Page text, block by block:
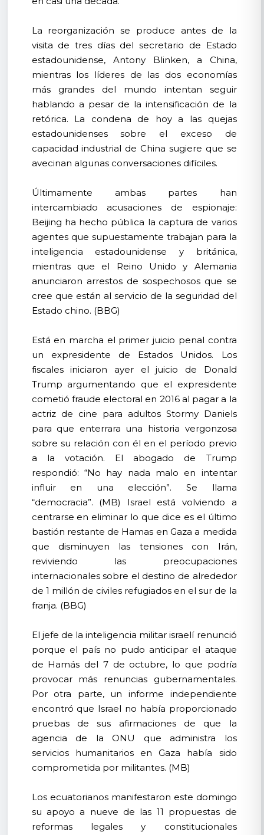
La reorganización se produce antes de la
visita de tres días del secretario de Estado
estadounidense, Antony Blinken, a China,
mientras los líderes de las dos economías
más grandes del mundo intentan seguir
hablando a pesar de la intensificación de la
retórica. La condena de hoy a las quejas
estadounidenses sobre el exceso de
capacidad industrial de China sugiere que se
avecinan algunas conversaciones difíciles.
Últimamente ambas partes han
intercambiado acusaciones de espionaje:
Beijing ha hecho pública la captura de varios
agentes que supuestamente trabajan para la
inteligencia estadounidense y británica,
mientras que el Reino Unido y Alemania
anunciaron arrestos de sospechosos que se
cree que están al servicio de la seguridad del
Estado chino. (BBG)
Está en marcha el primer juicio penal contra
un expresidente de Estados Unidos. Los
fiscales iniciaron ayer el juicio de Donald
Trump argumentando que el expresidente
cometió fraude electoral en 2016 al pagar a la
actriz de cine para adultos Stormy Daniels
para que enterrara una historia vergonzosa
sobre su relación con él en el período previo
a la votación. El abogado de Trump
respondió: “No hay nada malo en intentar
influir en una elección”. Se llama
“democracia”. (MB) Israel está volviendo a
centrarse en eliminar lo que dice es el último
bastión restante de Hamas en Gaza a medida
que disminuyen las tensiones con Irán,
reviviendo las preocupaciones
internacionales sobre el destino de alrededor
de 1 millón de civiles refugiados en el sur de la
franja. (BBG)
El jefe de la inteligencia militar israelí renunció
porque el país no pudo anticipar el ataque
de Hamás del 7 de octubre, lo que podría
provocar más renuncias gubernamentales.
Por otra parte, un informe independiente
encontró que Israel no había proporcionado
pruebas de sus afirmaciones de que la
agencia de la ONU que administra los
servicios humanitarios en Gaza había sido
comprometida por militantes. (MB)
Los ecuatorianos manifestaron este domingo
su apoyo a nueve de las 11 propuestas de
reformas legales y constitucionales